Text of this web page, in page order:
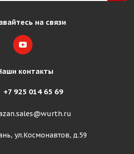
на связи
контакты
+7 925 014 65 69
ул.Космонавтов, д.59